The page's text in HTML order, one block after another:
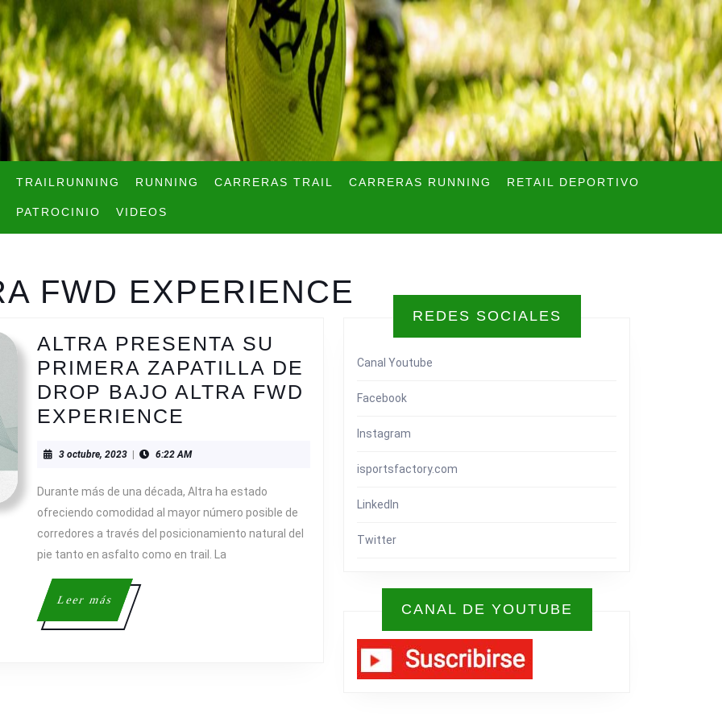
TRAILRUNNING RUNNING CARRERAS TRAIL CARRERAS RUNNING RETAIL DEPORTIVO
PATROCINIO VIDEOS
FWD EXPERIENCE
ALTRA PRESENTA SU
PRIMERA ZAPATILLA DE
DROP BAJO ALTRA FWD
EXPERIENCE
SU
PRIMERA
ZAPATILLA
DE
DROP
3 octubre, 20233
6:22 AM
Durante más de una década, Altra ha estado
ofreciendo comodidad al mayor número posible de
corredores a través del posicionamiento natural del
pie tanto en asfalto como en trail. La
Leer másLeer
más
REDES SOCIALES
Canal Youtube
Facebook
Instagram
isportsfactory.com
LinkedIn
Twitter
CANAL DE YOUTUBE